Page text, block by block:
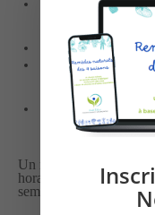
mais aussi de
crème…)
De quoi écrire et
De l’eau et un
une tasse/
place.
Pour les
tapis, une
allonger
Un mail de rappel avec
horaires, précisions
semaine précédant la